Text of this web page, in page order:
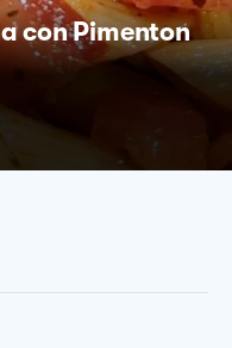
con Pimenton